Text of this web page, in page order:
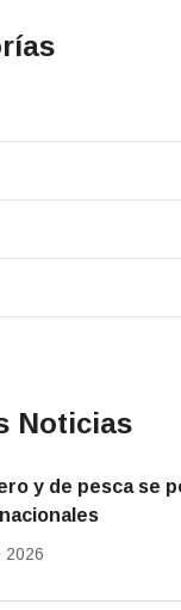
Noticias
y de pesca se
2026